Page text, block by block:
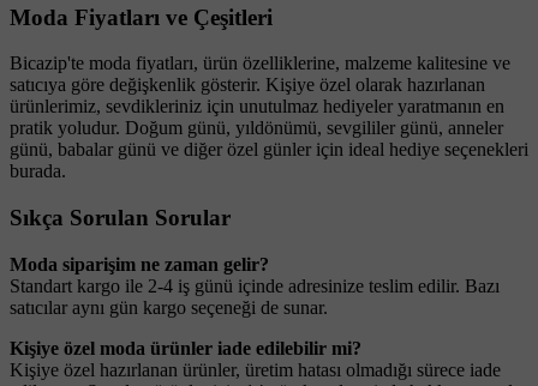
Moda Fiyatları ve Çeşitleri
Bicazip'te moda fiyatları, ürün özelliklerine, malzeme kalitesine ve
satıcıya göre değişkenlik gösterir. Kişiye özel olarak hazırlanan
ürünlerimiz, sevdikleriniz için unutulmaz hediyeler yaratmanın en
pratik yoludur. Doğum günü, yıldönümü, sevgililer günü, anneler
günü, babalar günü ve diğer özel günler için ideal hediye seçenekleri
burada.
Sıkça Sorulan Sorular
Moda siparişim ne zaman gelir?
Standart kargo ile 2-4 iş günü içinde adresinize teslim edilir. Bazı
satıcılar aynı gün kargo seçeneği de sunar.
Kişiye özel moda ürünler iade edilebilir mi?
Kişiye özel hazırlanan ürünler, üretim hatası olmadığı sürece iade